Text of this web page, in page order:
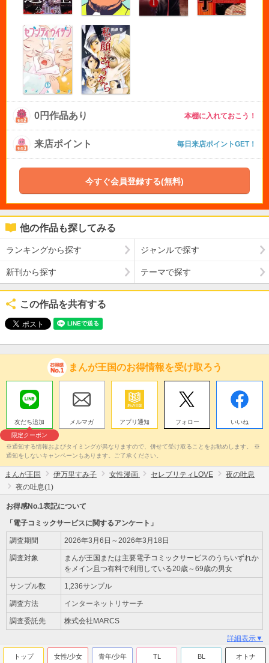
0円作品あり 本棚に入れておこう！
来店ポイント 毎日来店ポイントGET！
今すぐ会員登録する(無料)
他の作品も探してみる
ランキングから探す ジャンルで探す
新刊から探す テーマで探す
この作品を共有する
まんが王国のお得情報を受け取ろう
友だち追加
限定クーポン
メルマガ アプリ通知 フォロー いいね
※通知する情報およびタイミングが異なりますので、併せて受け取ることをお勧めします。 ※
通知をしないキャンペーンもあります。ご了承ください。
まんが王国 伊万里すみ子 女性漫画 セレブリティLOVE
夜の吐息
夜の吐息(1)
お得感No.1表記について
「電子コミックサービスに関するアンケート」
調査期間 2026年3月6日～2026年3月18日
調査対象
まんが王国または主要電子コミックサービスのうちいずれか
をメイン且つ有料で利用している20歳～69歳の男女
サンプル数 1,236サンプル
調査方法 インターネットリサーチ
調査委託先 株式会社MARCS
詳細表示▼
トップ 女性/少女 青年/少年 TL BL オトナ